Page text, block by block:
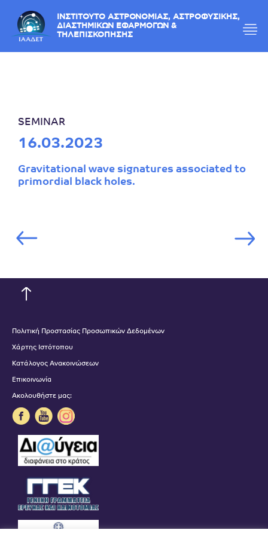
ΙΝΣΤΙΤΟΥΤΟ ΑΣΤΡΟΝΟΜΙΑΣ, ΑΣΤΡΟΦΥΣΙΚΗΣ,
ΔΙΑΣΤΗΜΙΚΩΝ ΕΦΑΡΜΟΓΩΝ &
ΤΗΛΕΠΙΣΚΟΠΗΣΗΣ
SEMINAR
16.03.2023
Gravitational wave signatures associated to
primordial black holes.
Πολιτική Προστασίας Προσωπικών Δεδομένων
Χάρτης Ιστότοπου
Κατάλογος Ανακοινώσεων
Επικοινωνία
Ακολουθήστε μας: